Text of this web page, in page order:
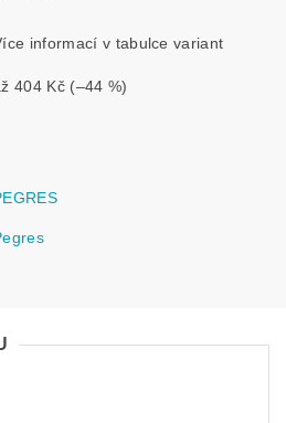
informací v tabulce variant
404 Kč (–44 %)